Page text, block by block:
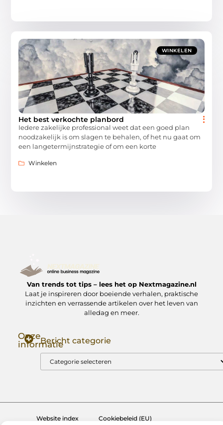
WINKELEN
Het best verkochte planbord
Iedere zakelijke professional weet dat een goed plan
noodzakelijk is om slagen te behalen, of het nu gaat om
een langetermijnstrategie of om een korte
Winkelen
Van trends tot tips – lees het op Nextmagazine.nl
Laat je inspireren door boeiende verhalen, praktische
inzichten en verrassende artikelen over het leven van
alledag en meer.
Onze
informatieBericht categorie
Website index Cookiebeleid (EU)